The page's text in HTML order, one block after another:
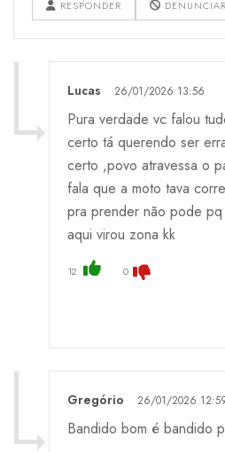
RESPONDER DENUNCIAR
Lucas 26/01/2026 13:56
Pura verdade vc falou
certo tá querendo ser
certo ,povo atravessa o
fala que a moto tava
pra prender não pode
aqui virou zona kk
12 0
Gregório 26/01/2026
Bandido bom é bandido